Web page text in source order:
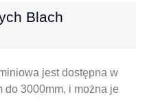
Blach
jest dostępna w
do 3000mm, i można je